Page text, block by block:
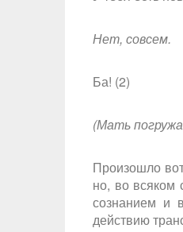
Нет, совсем.
Ба! (2)
(Мать
Произошло
но, во всяком
сознанием и
действию